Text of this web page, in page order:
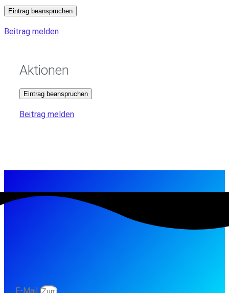
Eintrag beanspruchen
Beitrag melden
Aktionen
Eintrag beanspruchen
Beitrag melden
E-Mail